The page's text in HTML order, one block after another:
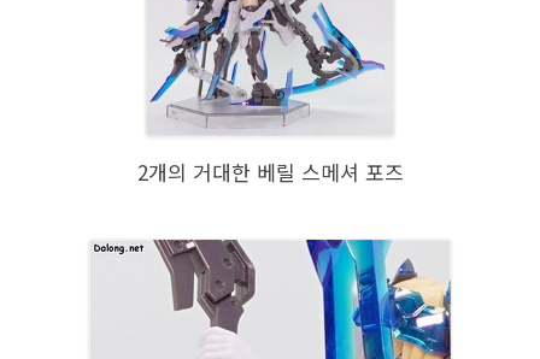
2개의 거대한 베릴 스메셔 포즈